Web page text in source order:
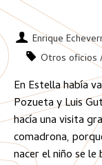
Enrique
Otros oficios
En Estella había
Pozueta y Luis
hacía una visita
comadrona,
nacer el niño se le